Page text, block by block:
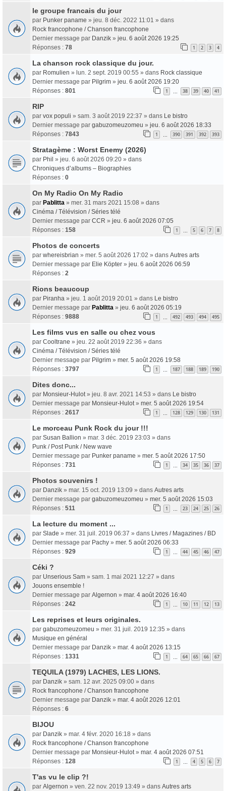
le groupe francais du jour
par Punker paname » jeu. 8 déc. 2022 11:01 » dans
Rock francophone / Chanson francophone
Dernier message par Danzik » jeu. 6 août 2026 19:25
Réponses : 78 1 2 3 4
La chanson rock classique du jour.
par Romulien » lun. 2 sept. 2019 00:55 » dans Rock classique
Dernier message par Pilgrim » jeu. 6 août 2026 19:20
Réponses : 801 1 38 39 40 41
RIP
par vox populi » sam. 3 août 2019 22:37 » dans Le bistro
Dernier message par gabuzomeuzomeu » jeu. 6 août 2026 18:33
Réponses : 7843 1 390 391 392 393
Stratagème : Worst Enemy (2026)
par Phil » jeu. 6 août 2026 09:20 » dans
Chroniques d’albums – Biographies
Réponses : 0
On My Radio On My Radio
par Pablitta » mer. 31 mars 2021 15:08 » dans
Cinéma / Télévision / Séries télé
Dernier message par CCR » jeu. 6 août 2026 07:05
Réponses : 158 1 5 6 7 8
Photos de concerts
par whereisbrian » mer. 5 août 2026 17:02 » dans Autres arts
Dernier message par Elie Köpter » jeu. 6 août 2026 06:59
Réponses : 2
Rions beaucoup
par Piranha » jeu. 1 août 2019 20:01 » dans Le bistro
Dernier message par Pablitta » jeu. 6 août 2026 05:19
Réponses : 9888 1 492 493 494 495
Les films vus en salle ou chez vous
par Cooltrane » jeu. 22 août 2019 22:36 » dans
Cinéma / Télévision / Séries télé
Dernier message par Pilgrim » mer. 5 août 2026 19:58
Réponses : 3797 1 187 188 189 190
Dites donc...
par Monsieur-Hulot » jeu. 8 avr. 2021 14:53 » dans Le bistro
Dernier message par Monsieur-Hulot » mer. 5 août 2026 19:54
Réponses : 2617 1 128 129 130 131
Le morceau Punk Rock du jour !!!
par Susan Ballion » mar. 3 déc. 2019 23:03 » dans
Punk / Post Punk / New wave
Dernier message par Punker paname » mer. 5 août 2026 17:50
Réponses : 731 1 34 35 36 37
Photos souvenirs !
par Danzik » mar. 15 oct. 2019 13:09 » dans Autres arts
Dernier message par gabuzomeuzomeu » mer. 5 août 2026 15:03
Réponses : 511 1 23 24 25 26
La lecture du moment ...
par Slade » mer. 31 juil. 2019 06:37 » dans Livres / Magazines / BD
Dernier message par Pachy » mer. 5 août 2026 06:33
Réponses : 929 1 44 45 46 47
Céki ?
par Unserious Sam » sam. 1 mai 2021 12:27 » dans
Jouons ensemble !
Dernier message par Algernon » mar. 4 août 2026 16:40
Réponses : 242 1 10 11 12 13
Les reprises et leurs originales.
par gabuzomeuzomeu » mer. 31 juil. 2019 12:35 » dans
Musique en général
Dernier message par Danzik » mar. 4 août 2026 13:15
Réponses : 1331 1 64 65 66 67
TEQUILA (1979) LACHES, LES LIONS.
par Danzik » sam. 12 avr. 2025 09:00 » dans
Rock francophone / Chanson francophone
Dernier message par Danzik » mar. 4 août 2026 12:01
Réponses : 6
BIJOU
par Danzik » mar. 4 févr. 2020 16:18 » dans
Rock francophone / Chanson francophone
Dernier message par Monsieur-Hulot » mar. 4 août 2026 07:51
Réponses : 128 1 4 5 6 7
T'as vu le clip ?!
par Algernon » ven. 22 nov. 2019 13:49 » dans Autres arts